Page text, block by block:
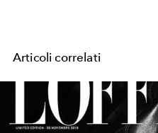
Articoli correlati